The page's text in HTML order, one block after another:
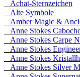
Achat-Sternzeichen
Alte Symbole
Amber Magic &
Anne Stokes
Anne Stokes Carpe
Anne Stokes
Anne Stokes
Anne Stokes Silver